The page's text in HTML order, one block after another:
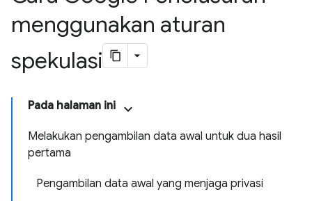
menggunakan aturan
spekulasi
Pada halaman ini
Melakukan pengambilan data awal untuk dua hasil
pertama
Pengambilan data awal yang menjaga privasi